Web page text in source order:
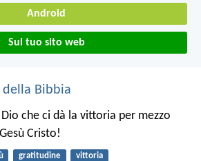
Android
Sul tuo sito web
della Bibbia
che ci dà la vittoria per mezzo
Cristo!
gratitudine vittoria